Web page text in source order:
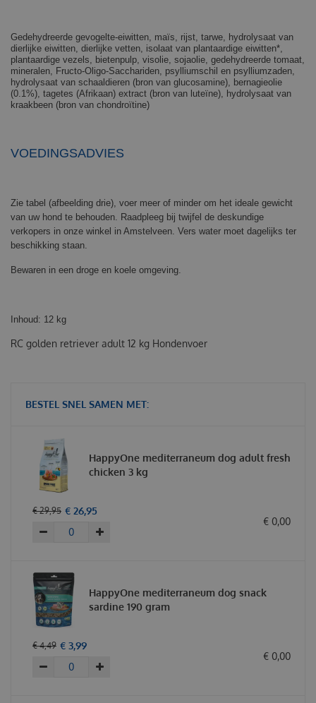
Gedehydreerde gevogelte-eiwitten, maïs, rijst, tarwe, hydrolysaat van
dierlijke eiwitten, dierlijke vetten, isolaat van plantaardige eiwitten*,
plantaardige vezels, bietenpulp, visolie, sojaolie, gedehydreerde tomaat,
mineralen, Fructo-Oligo-Sacchariden, psylliumschil en psylliumzaden,
hydrolysaat van schaaldieren (bron van glucosamine), bernagieolie
(0.1%), tagetes (Afrikaan) extract (bron van luteïne), hydrolysaat van
kraakbeen (bron van chondroïtine)
VOEDINGSADVIES
Zie tabel (afbeelding drie), voer meer of minder om het ideale gewicht
van uw hond te behouden. Raadpleeg bij twijfel de deskundige
verkopers in onze winkel in Amstelveen. Vers water moet dagelijks ter
beschikking staan.
Bewaren in een droge en koele omgeving.
Inhoud: 12 kg
RC golden retriever adult 12 kg Hondenvoer
BESTEL SNEL SAMEN MET:
HappyOne mediterraneum dog adult fresh
chicken 3 kg
€ 29,95 € 26,95
€ 0,00
HappyOne mediterraneum dog snack
sardine 190 gram
€ 4,49 € 3,99
€ 0,00